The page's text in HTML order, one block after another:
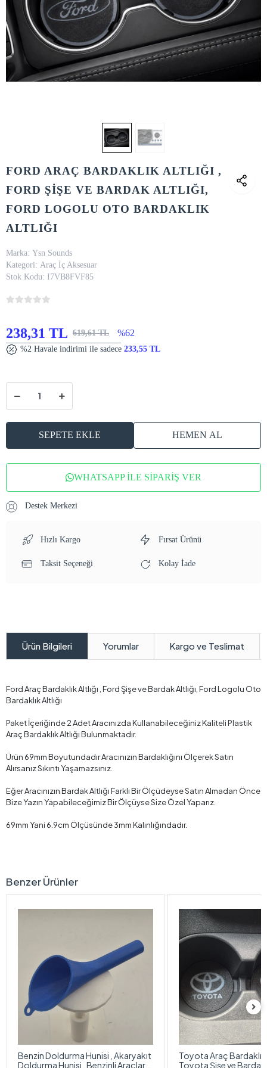
FORD ARAÇ BARDAKLIK ALTLIĞI ,
FORD ŞİŞE VE BARDAK ALTLIĞI,
FORD LOGOLU OTO BARDAKLIK
ALTLIĞI
Marka: Ysn Sounds
Kategori: Araç İç Aksesuar
Stok Kodu: I7VB8FVF85
238,31 TL 619,61 TL %62
%2 Havale indirimi ile sadece 233,55 TL
SEPETE EKLE HEMEN AL
WHATSAPP İLE SİPARİŞ VER
Destek Merkezi
Hızlı Kargo Fırsat Ürünü
Taksit Seçeneği Kolay İade
Ürün Bilgileri Yorumlar Kargo ve Teslimat
Ford Araç Bardaklık Altlığı , Ford Şişe ve Bardak Altlığı, Ford Logolu Oto
Bardaklık Altlığı
Paket İçeriğinde 2 Adet Aracınızda Kullanabileceğiniz Kaliteli Plastik
Araç Bardaklık Altlığı Bulunmaktadır.
Ürün 69mm Boyutundadır Aracınızın Bardaklığını Ölçerek Satın
Alırsanız Sıkıntı Yaşamazsınız.
Eğer Aracınızın Bardak Altlığı Farklı Bir Ölçüdeyse Satın Almadan Önce
Bize Yazın Yapabileceğimiz Bir Ölçüyse Size Özel Yaparız.
69mm Yani 6.9cm Ölçüsünde 3mm Kalınlığındadır.
Benzer Ürünler
Benzin Doldurma Hunisi , Akaryakıt
Doldurma Hunisi , Benzinli Araçlar
Toyota Araç Bardaklık
Toyota Şişe ve Bardak